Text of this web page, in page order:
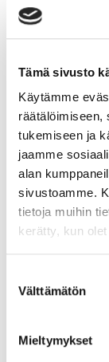
Tämä sivusto
Käytämme
räätälöimiseen,
tukemiseen ja
jaamme
alan
sivustoamme.
tietoja muihin
kerätty, kun
valinta
Välttämätön
Mieltymykset
työssäsi.
Lue lisää
Moduuli
Moduuli 4:
käyttämään
tehokkaasti.
kehität